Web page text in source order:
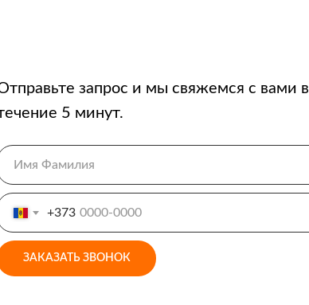
запрос и мы свяжемся с вами в
5 минут.
+373
ЗАКАЗАТЬ ЗВОНОК